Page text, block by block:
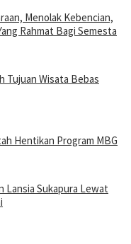
Menolak Kebencian,
Rahmat Bagi Semesta
Tujuan Wisata Bebas
Hentikan Program MBG
Lansia Sukapura Lewat